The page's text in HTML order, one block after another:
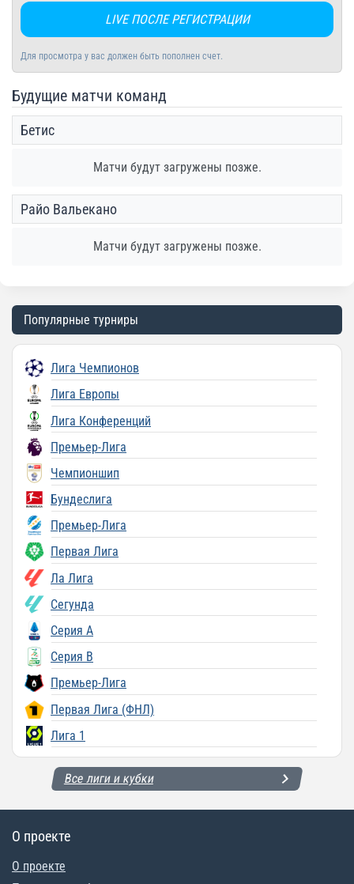
LIVE ПОСЛЕ РЕГИСТРАЦИИ
Для просмотра у вас должен быть пополнен счет.
Будущие матчи команд
Бетис
Матчи будут загружены позже.
Райо Вальекано
Матчи будут загружены позже.
Популярные турниры
Лига Чемпионов
Лига Европы
Лига Конференций
Премьер-Лига
Чемпионшип
Бундеслига
Премьер-Лига
Первая Лига
Ла Лига
Сегунда
Серия A
Серия B
Премьер-Лига
Первая Лига (ФНЛ)
Лига 1
Все лиги и кубки
О проекте
О проекте